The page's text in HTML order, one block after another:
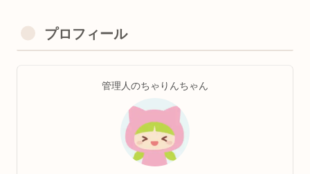
プロフィール
管理人のちゃりんちゃん